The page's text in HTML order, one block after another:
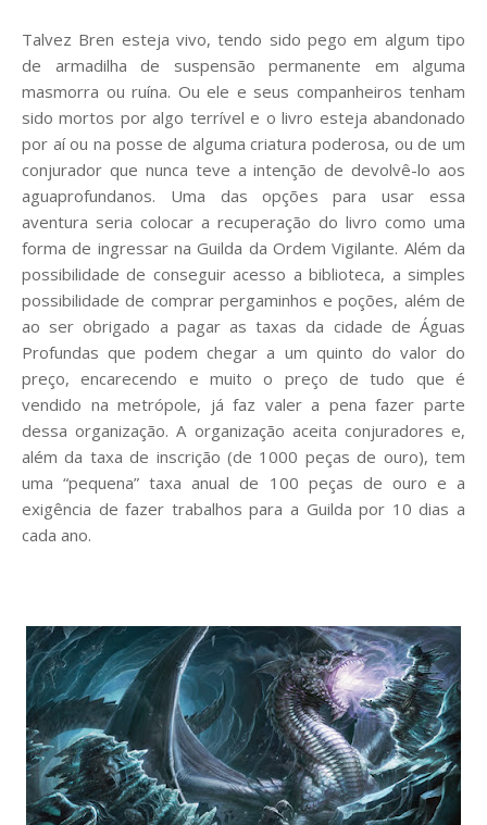
Talvez Bren esteja vivo, tendo sido pego em algum tipo
de armadilha de suspensão permanente em alguma
masmorra ou ruína. Ou ele e seus companheiros tenham
sido mortos por algo terrível e o livro esteja abandonado
por aí ou na posse de alguma criatura poderosa, ou de um
conjurador que nunca teve a intenção de devolvê-lo aos
aguaprofundanos. Uma das opções para usar essa
aventura seria colocar a recuperação do livro como uma
forma de ingressar na Guilda da Ordem Vigilante. Além da
possibilidade de conseguir acesso a biblioteca, a simples
possibilidade de comprar pergaminhos e poções, além de
ao ser obrigado a pagar as taxas da cidade de Águas
Profundas que podem chegar a um quinto do valor do
preço, encarecendo e muito o preço de tudo que é
vendido na metrópole, já faz valer a pena fazer parte
dessa organização. A organização aceita conjuradores e,
além da taxa de inscrição (de 1000 peças de ouro), tem
uma “pequena” taxa anual de 100 peças de ouro e a
exigência de fazer trabalhos para a Guilda por 10 dias a
cada ano.